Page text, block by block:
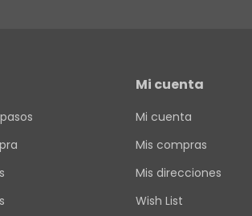
Mi cuenta
Mi cuenta
Mis compras
Mis direcciones
Wish List